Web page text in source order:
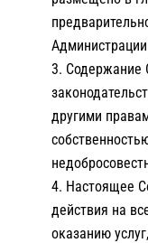
Содержание
другими
Настоящее
действия на
оказанию